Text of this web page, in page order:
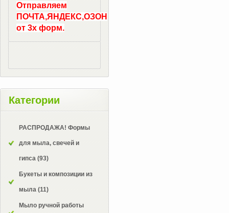
Отправляем
ПОЧТА,ЯНДЕКС,ОЗОН
от 3х форм.
Категории
РАСПРОДАЖА! Формы
для мыла, свечей и
гипса (93)
Букеты и композиции из
мыла (11)
Мыло ручной работы